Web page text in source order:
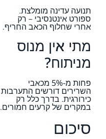
תנועה עדינה מומלצת.
ספורט אינטנסיבי – רק
אחרי שחלוף הכאב החריף.
מתי אין מנוס
מניתוח?
פחות מ-5% מכאבי
השרירים דורשים התערבות
כירורגית. בדרך כלל רק
במקרים של קרעים חמורים.
סיכום